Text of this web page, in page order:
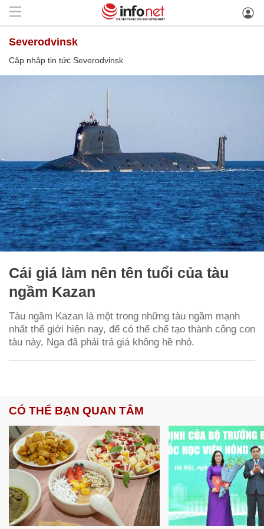
Severodvinsk
Cập nhập tin tức Severodvinsk
Cái giá làm nên tên tuổi của tàu
ngầm Kazan
Tàu ngầm Kazan là một trong những tàu ngầm mạnh
nhất thế giới hiện nay, để có thể chế tạo thành công con
tàu này, Nga đã phải trả giá không hề nhỏ.
CÓ THỂ BẠN QUAN TÂM